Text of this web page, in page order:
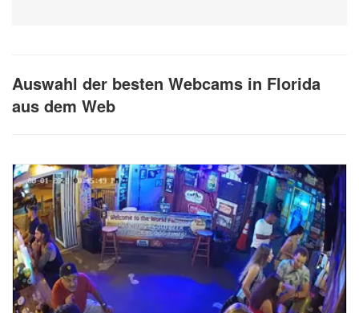
Auswahl der besten Webcams in Florida
aus dem Web